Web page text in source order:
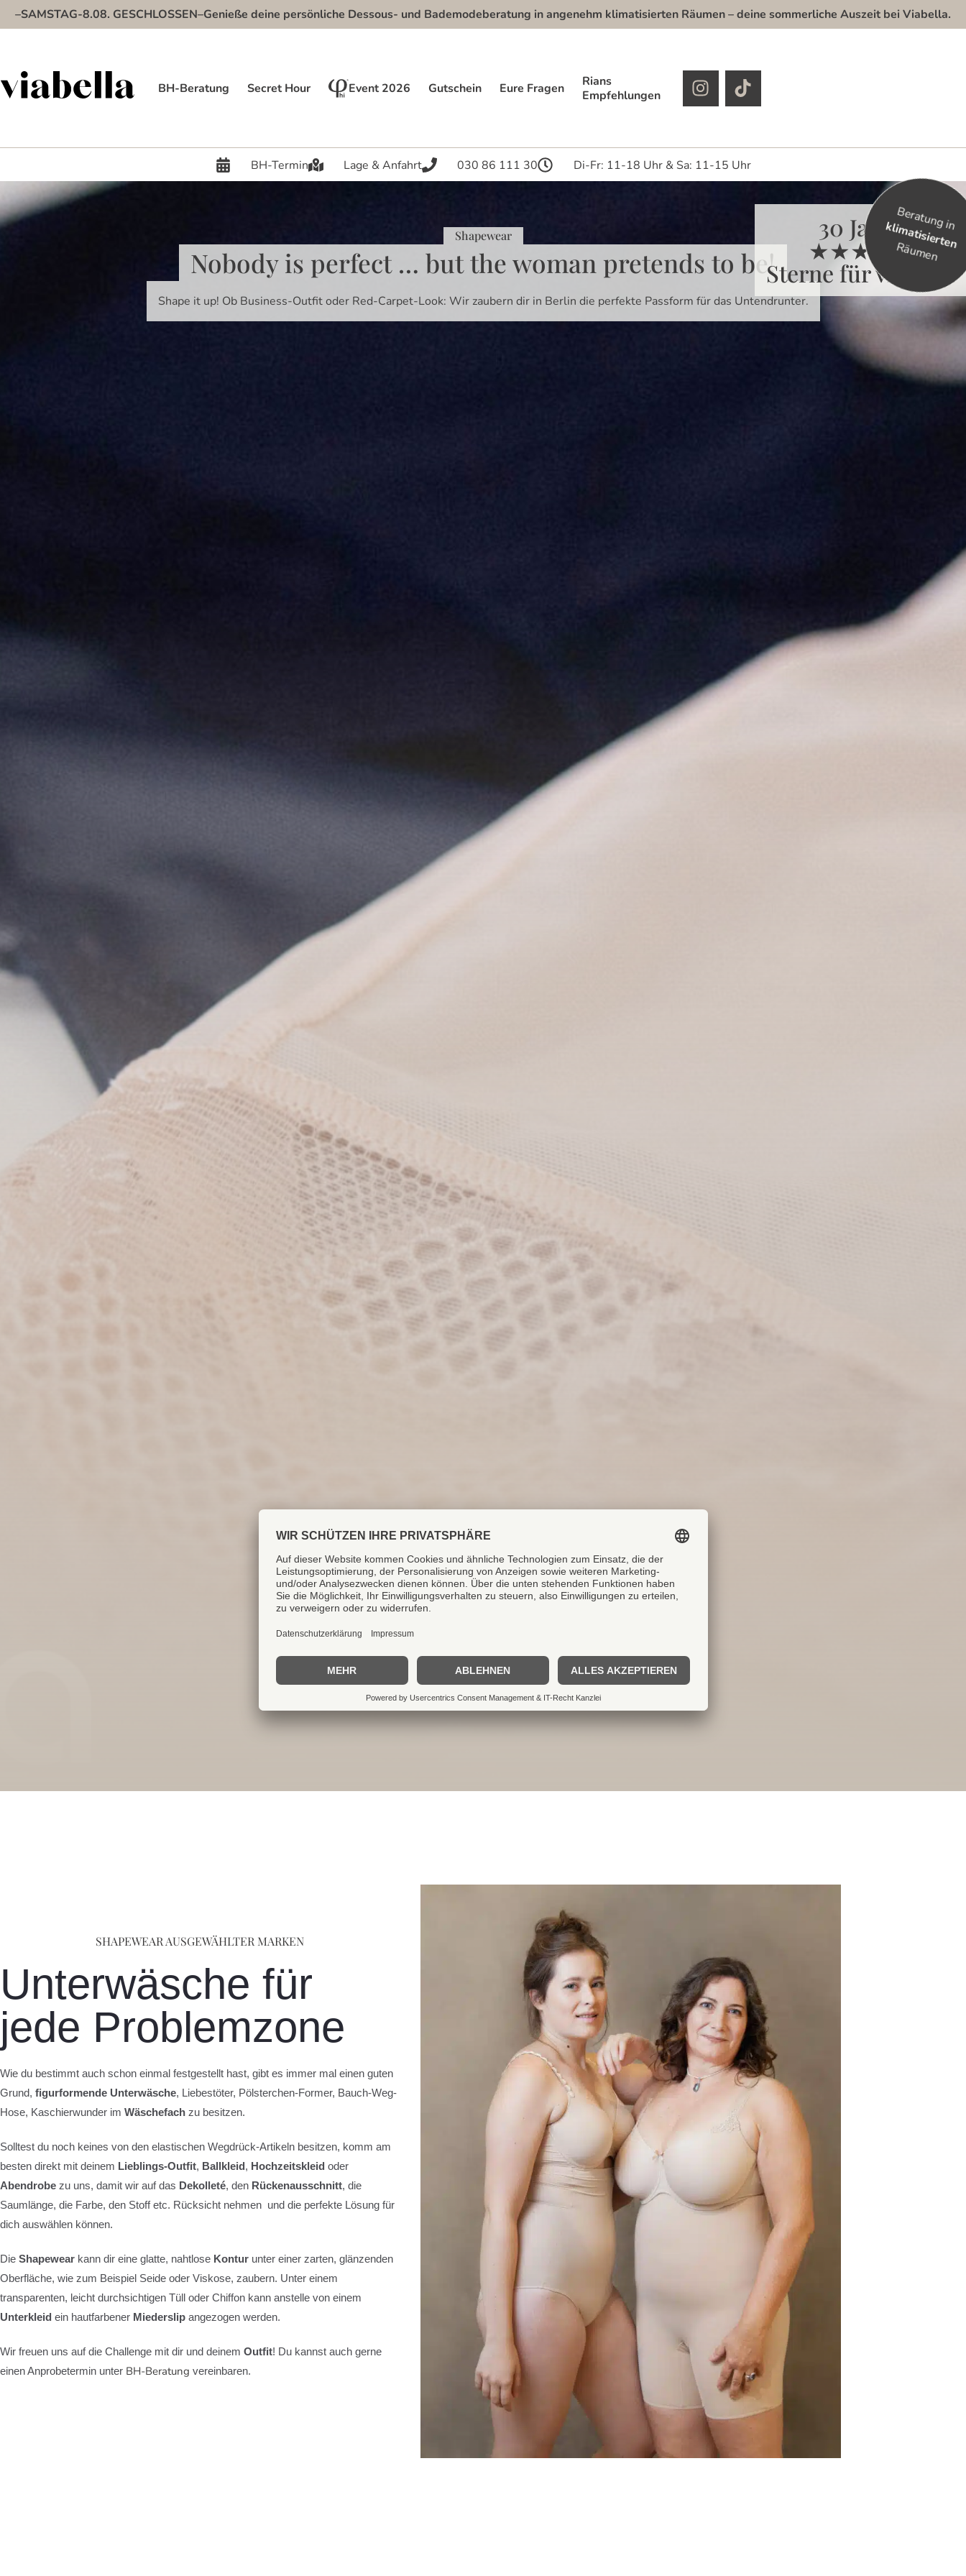
springen
–SAMSTAG-8.08. GESCHLOSSEN–Genieße deine persönliche Dessous- und Bademodeberatung in angenehm klimatisierten Räumen – deine sommerliche Auszeit bei Viabella.
BH-Beratung Secret Hour Event 2026 Gutschein Eure Fragen
Rians
Empfehlungen
BH-Termin Lage & Anfahrt 030 86 111 30 Di-Fr: 11-18 Uhr & Sa: 11-15 Uhr
30 Jahre
★★★★★
Sterne für viabella
Shapewear​
Nobody is perfect … but the woman pretends to be!
Shape it up! Ob Business-Outfit oder Red-Carpet-Look: Wir zaubern dir in Berlin die perfekte Passform für das Untendrunter.
SHAPEWEAR AUSGEWÄHLTER MARKEN
Unterwäsche für
jede Problemzone
Wie du bestimmt auch schon einmal festgestellt hast, gibt es immer mal einen guten
Grund, figurformende Unterwäsche, Liebestöter, Pölsterchen-Former, Bauch-Weg-
Hose, Kaschierwunder im Wäschefach zu besitzen.
Solltest du noch keines von den elastischen Wegdrück-Artikeln besitzen, komm am
besten direkt mit deinem Lieblings-Outfit, Ballkleid, Hochzeitskleid oder
Abendrobe zu uns, damit wir auf das Dekolleté, den Rückenausschnitt, die
Saumlänge, die Farbe, den Stoff etc. Rücksicht nehmen und die perfekte Lösung für
dich auswählen können.
Die Shapewear kann dir eine glatte, nahtlose Kontur unter einer zarten, glänzenden
Oberfläche, wie zum Beispiel Seide oder Viskose, zaubern. Unter einem
transparenten, leicht durchsichtigen Tüll oder Chiffon kann anstelle von einem
Unterkleid ein hautfarbener Miederslip angezogen werden.
Wir freuen uns auf die Challenge mit dir und deinem Outfit! Du kannst auch gerne
einen Anprobetermin unter BH-Beratung vereinbaren.
Beratung in
klimatisierten
Räumen